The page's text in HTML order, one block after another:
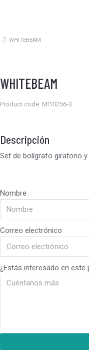
Estás aquí:
WHITEBEAM
WHITEBEAM
Product code: MI10256-3
Descripción
Set de bolígrafo giratorio
Nombre
Correo electrónico
¿Estás interesado en este